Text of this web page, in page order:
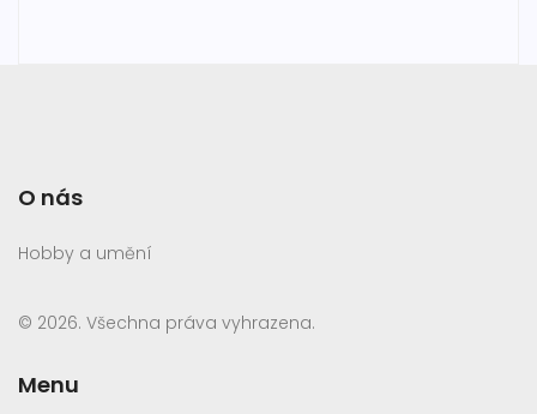
O nás
Hobby a umění
© 2026. Všechna práva vyhrazena.
Menu